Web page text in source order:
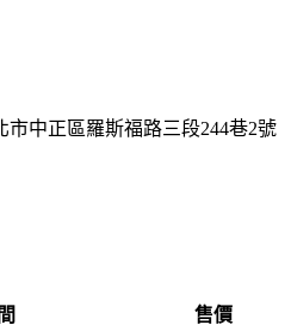
中正區羅斯福路三段244巷2號
售價